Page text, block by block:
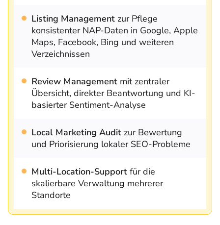
Listing Management zur Pflege
konsistenter NAP-Daten in Google, Apple
Maps, Facebook, Bing und weiteren
Verzeichnissen
Review Management mit zentraler
Übersicht, direkter Beantwortung und KI-
basierter Sentiment-Analyse
Local Marketing Audit zur Bewertung
und Priorisierung lokaler SEO-Probleme
Multi-Location-Support für die
skalierbare Verwaltung mehrerer
Standorte